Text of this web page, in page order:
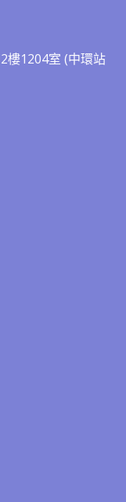
樓1204室 (中環站